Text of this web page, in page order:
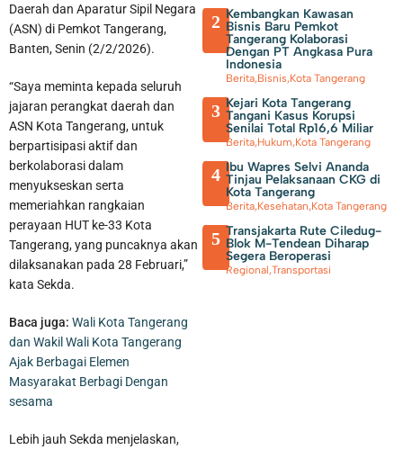
Daerah dan Aparatur Sipil Negara
(ASN) di Pemkot Tangerang,
Banten, Senin (2/2/2026).
“Saya meminta kepada seluruh
jajaran perangkat daerah dan
ASN Kota Tangerang, untuk
berpartisipasi aktif dan
berkolaborasi dalam
menyukseskan serta
memeriahkan rangkaian
perayaan HUT ke-33 Kota
Tangerang, yang puncaknya akan
dilaksanakan pada 28 Februari,”
kata Sekda.
Baca juga: Wali Kota Tangerang
dan Wakil Wali Kota Tangerang
Ajak Berbagai Elemen
Masyarakat Berbagi Dengan
sesama
Lebih jauh Sekda menjelaskan,
2 Kembangkan Kawasan
Bisnis Baru Pemkot
Tangerang Kolaborasi
Dengan PT Angkasa Pura
Indonesia
Berita,Bisnis,Kota Tangerang
3 Kejari Kota Tangerang
Tangani Kasus Korupsi
Senilai Total Rp16,6 Miliar
Berita,Hukum,Kota Tangerang
4 Ibu Wapres Selvi Ananda
Tinjau Pelaksanaan CKG di
Kota Tangerang
Berita,Kesehatan,Kota Tangerang
5 Transjakarta Rute Ciledug-
Blok M-Tendean Diharap
Segera Beroperasi
Regional,Transportasi